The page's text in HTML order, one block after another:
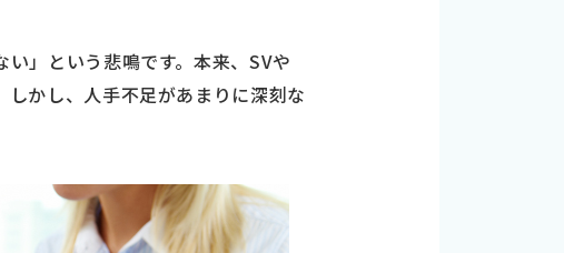
」という悲鳴です。本来、SVや
かし、人手不足があまりに深刻な